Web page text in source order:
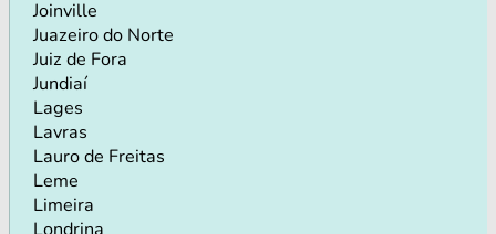
Joinville
Juazeiro do Norte
Juiz de Fora
Jundiaí
Lages
Lavras
Lauro de Freitas
Leme
Limeira
Londrina